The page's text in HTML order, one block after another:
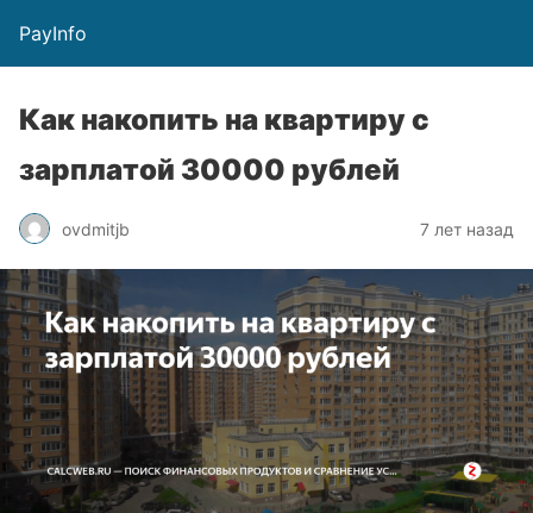
PayInfo
Как накопить на квартиру с
зарплатой 30000 рублей
ovdmitjb 7 лет назад